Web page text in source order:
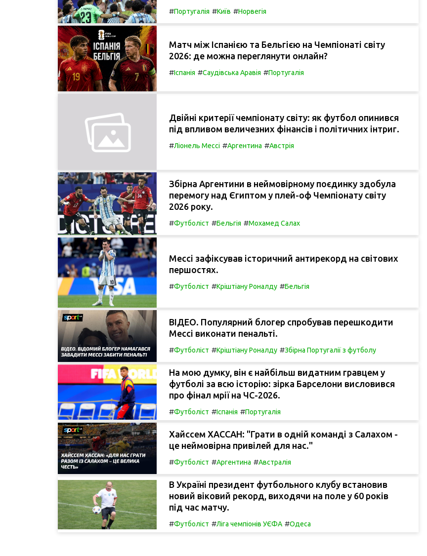
#Португалія #Київ #Норвегія
Матч між Іспанією та Бельгією на Чемпіонаті світу
2026: де можна переглянути онлайн?
#Іспанія #Саудівська Аравія #Португалія
Двійні критерії чемпіонату світу: як футбол опинився
під впливом величезних фінансів і політичних інтриг.
#Ліонель Мессі #Аргентина #Австрія
Збірна Аргентини в неймовірному поєдинку здобула
перемогу над Єгиптом у плей-оф Чемпіонату світу
2026 року.
#Футболіст #Бельгія #Мохамед Салах
Мессі зафіксував історичний антирекорд на світових
першостях.
#Футболіст #Кріштіану Роналду #Бельгія
ВІДЕО. Популярний блогер спробував перешкодити
Мессі виконати пенальті.
#Футболіст #Кріштіану Роналду #Збірна Португалії з футболу
На мою думку, він є найбільш видатним гравцем у
футболі за всю історію: зірка Барселони висловився
про фінал мрії на ЧС-2026.
#Футболіст #Іспанія #Португалія
Хайссем ХАССАН: "Грати в одній команді з Салахом -
це неймовірна привілей для нас."
#Футболіст #Аргентина #Австралія
В Україні президент футбольного клубу встановив
новий віковий рекорд, виходячи на поле у 60 років
під час матчу.
#Футболіст #Ліга чемпіонів УЄФА #Одеса